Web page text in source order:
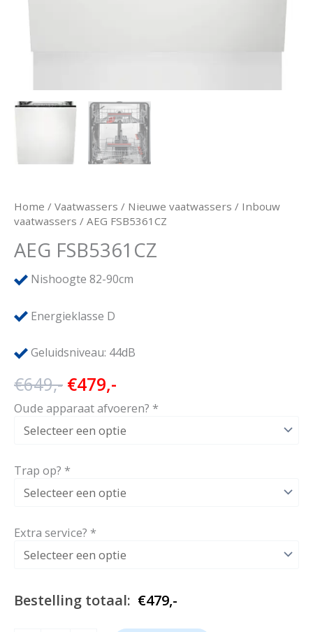
Home / Vaatwassers / Nieuwe vaatwassers / Inbouw
vaatwassers / AEG FSB5361CZ
AEG FSB5361CZ
Nishoogte 82-90cm
Energieklasse D
Geluidsniveau: 44dB
€649,- Oorspronkelijke
prijs
was:
€479,-
prijs
is:
Oude apparaat afvoeren? *
Trap op? *
Extra service? *
Bestelling totaal: €479,-